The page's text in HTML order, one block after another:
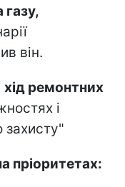
газу,
він.
хід ремонтних
і
захисту"
пріоритетах: